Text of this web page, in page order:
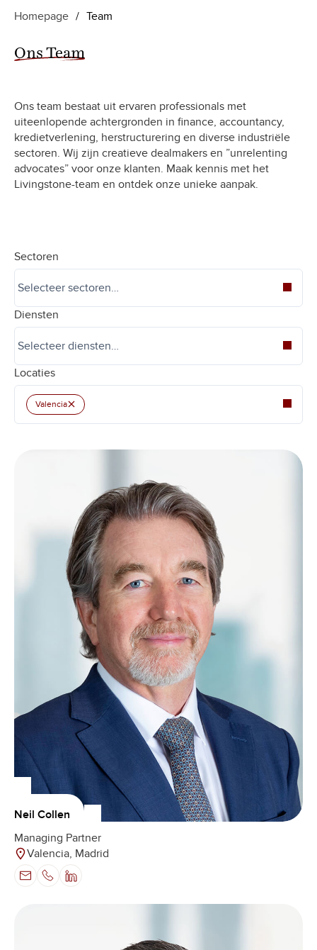
Homepage / Team
Ons Team
Ons team bestaat uit ervaren professionals met
uiteenlopende achtergronden in finance, accountancy,
kredietverlening, herstructurering en diverse industriële
sectoren. Wij zijn creatieve dealmakers en ”unrelenting
advocates” voor onze klanten. Maak kennis met het
Livingstone-team en ontdek onze unieke aanpak.
Sectoren
Diensten
Locaties
Valencia×
Neil Collen
Managing Partner
Valencia, Madrid